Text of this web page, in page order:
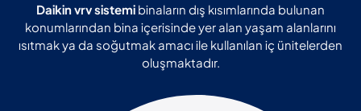
Daikin vrv sistemi binaların dış kısımlarında bulunan
konumlarından bina içerisinde yer alan yaşam alanlarını
ısıtmak ya da soğutmak amacı ile kullanılan iç ünitelerden
oluşmaktadır.